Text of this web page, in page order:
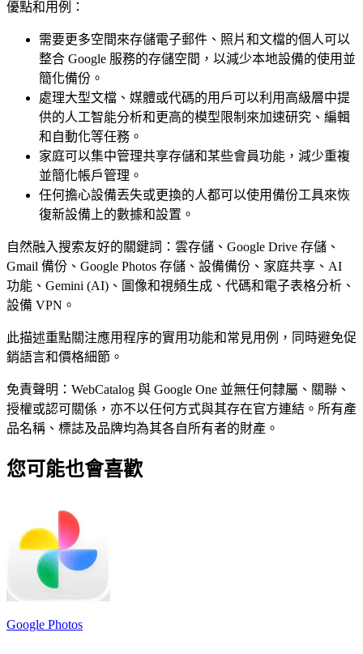
優點和用例：
需要更多空間來存儲電子郵件、照片和文檔的個人可以
整合 Google 服務的存儲空間，以減少本地設備的使用並
簡化備份。
處理大型文檔、媒體或代碼的用戶可以利用高級層中提
供的人工智能分析和更高的模型限制來加速研究、編輯
和自動化等任務。
家庭可以集中管理共享存儲和某些會員功能，減少重複
並簡化帳戶管理。
任何擔心設備丟失或更換的人都可以使用備份工具來恢
復新設備上的數據和設置。
自然融入搜索友好的關鍵詞：雲存儲、Google Drive 存儲、
Gmail 備份、Google Photos 存儲、設備備份、家庭共享、AI
功能、Gemini (AI)、圖像和視頻生成、代碼和電子表格分析、
設備 VPN。
此描述重點關注應用程序的實用功能和常見用例，同時避免促
銷語言和價格細節。
免責聲明：WebCatalog 與 Google One 並無任何隸屬、關聯、
授權或認可關係，亦不以任何方式與其存在官方連結。所有產
品名稱、標誌及品牌均為其各自所有者的財產。
您可能也會喜歡
Google Photos